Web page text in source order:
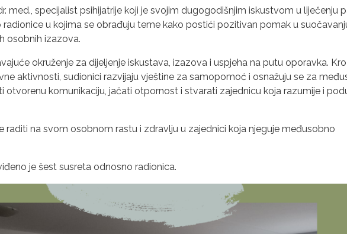
med., specijalist psihijatrije koji je svojim dugogodišnjim iskustvom u liječenju
u kojima se obrađuju teme kako postići pozitivan pomak u
osobnih izazova.
okruženje za dijeljenje iskustava, izazova i uspjeha na putu oporavka.
aktivnosti, sudionici razvijaju vještine za samopomoć i osnažuju se za
otvorenu komunikaciju, jačati otpornost i stvarati zajednicu koja razumije i
raditi na svom osobnom rastu i zdravlju u zajednici koja njeguje međusobno
je šest susreta odnosno radionica.